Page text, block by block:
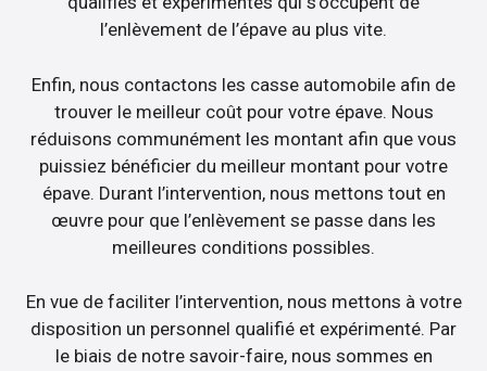
l’enlèvement de l’épave au plus vite.
Enfin, nous contactons les casse automobile afin de
trouver le meilleur coût pour votre épave. Nous
réduisons communément les montant afin que vous
puissiez bénéficier du meilleur montant pour votre
épave. Durant l’intervention, nous mettons tout en
œuvre pour que l’enlèvement se passe dans les
meilleures conditions possibles.
En vue de faciliter l’intervention, nous mettons à votre
disposition un personnel qualifié et expérimenté. Par
le biais de notre savoir-faire, nous sommes en